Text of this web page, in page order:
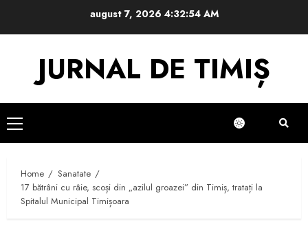
august 7, 2026 4:32:55 AM
JURNAL DE TIMIȘ
Primary
Menu
Home
Sanatate
17 bătrâni cu râie, scoși din „azilul groazei” din Timiș, tratați la
Spitalul Municipal Timișoara